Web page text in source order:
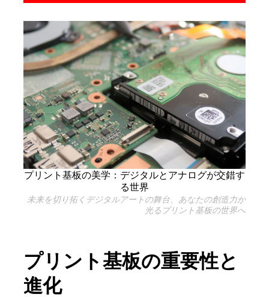
プリント基板の美学：デジタルとアナログが交錯す
る世界
未来を切り拓くデジタルアートの舞台、あなたの創造力が
光るプリント基板の世界へ
プリント基板の重要性と
進化